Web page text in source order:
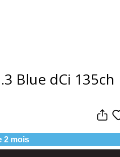
Blue dCi 135ch
2 mois